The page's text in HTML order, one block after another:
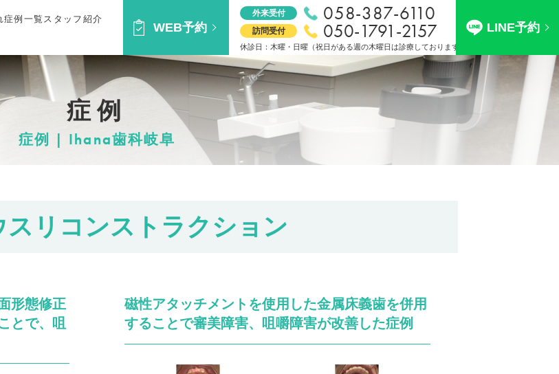
症例一覧 スタッフ紹介
WEB予約
外来受付 058-387-6110
訪問受付 050-1791-2157
休診日：木曜・日曜（祝日がある週の木曜日は診療しております）
LINE予約
症例
症例 | Ihana歯科岐阜
スリコンストラクション
形態修正
とで、咀
磁性アタッチメントを使用した金属床義歯を併用
することで審美障害、咀嚼障害が改善した症例